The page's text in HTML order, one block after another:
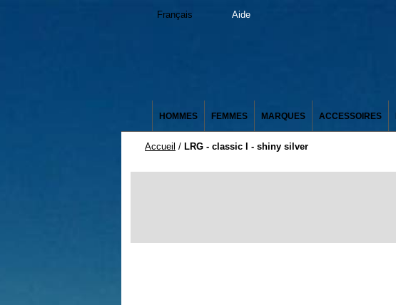
Français Aide
HOMMES FEMMES MARQUES ACCESSOIRES
Accueil / LRG - classic l - shiny silver